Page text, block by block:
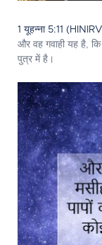
1 यूहन्ना 5:11
और वह गवाही यह है,
पुत्र में है।